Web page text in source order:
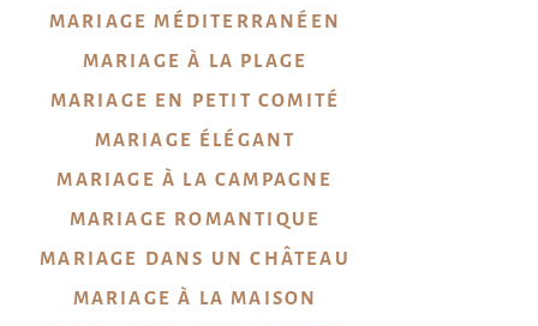
MARIAGE MÉDITERRANÉEN
MARIAGE À LA PLAGE
MARIAGE EN PETIT COMITÉ
MARIAGE ÉLÉGANT
MARIAGE À LA CAMPAGNE
MARIAGE ROMANTIQUE
MARIAGE DANS UN CHÂTEAU
MARIAGE À LA MAISON